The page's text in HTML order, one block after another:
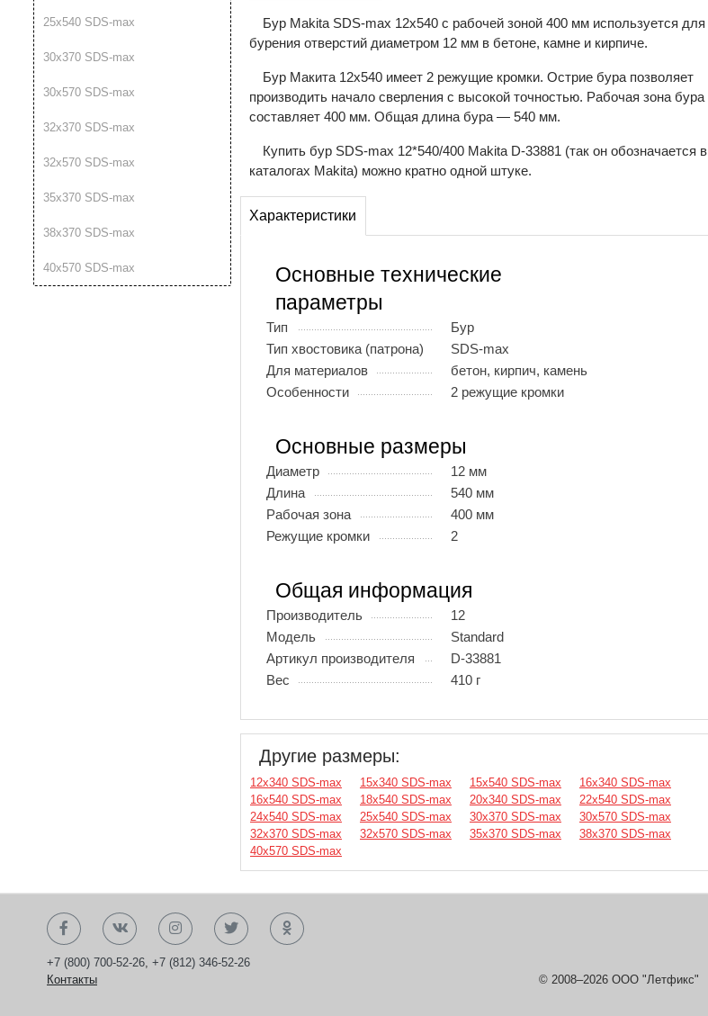
25х540 SDS-max
30х370 SDS-max
30х570 SDS-max
32х370 SDS-max
32х570 SDS-max
35х370 SDS-max
38х370 SDS-max
40х570 SDS-max
Бур Makita SDS-max 12х540 с рабочей зоной 400 мм используется для
бурения отверстий диаметром 12 мм в бетоне, камне и кирпиче.
Бур Макита 12х540 имеет 2 режущие кромки. Острие бура позволяет
производить начало сверления с высокой точностью. Рабочая зона бура
составляет 400 мм. Общая длина бура — 540 мм.
Купить бур SDS-max 12*540/400 Makita D-33881 (так он обозначается в
каталогах Makita) можно кратно одной штуке.
Характеристики
Основные технические
параметры
Тип
Бур
Тип хвостовика (патрона)
SDS-max
Для материалов
бетон, кирпич, камень
Особенности
2 режущие кромки
Основные размеры
Диаметр
12 мм
Длина
540 мм
Рабочая зона
400 мм
Режущие кромки
2
Общая информация
Производитель
12
Модель
Standard
Артикул производителя
D-33881
Вес
410 г
Другие размеры:
12х340 SDS-max 15х340 SDS-max 15х540 SDS-max
16х340 SDS-max
16х540 SDS-max
18х540 SDS-max 20х340 SDS-max
22х540 SDS-max
24х540 SDS-max
25х540 SDS-max 30х370 SDS-max
30х570 SDS-max
32х370 SDS-max
32х570 SDS-max 35х370 SDS-max
38х370 SDS-max
40х570 SDS-max
+7 (800) 700-52-26, +7 (812) 346-52-26
Контакты
© 2008–2026 ООО "Летфикс"